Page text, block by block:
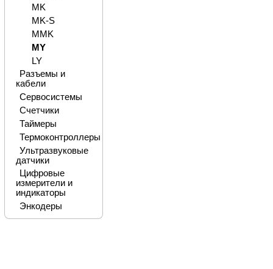
MK
MK-S
MMK
MY
LY
Разъемы и
кабели
Сервосистемы
Счетчики
Таймеры
Термоконтроллеры
Ультразвуковые
датчики
Цифровые
измерители и
индикаторы
Энкодеры